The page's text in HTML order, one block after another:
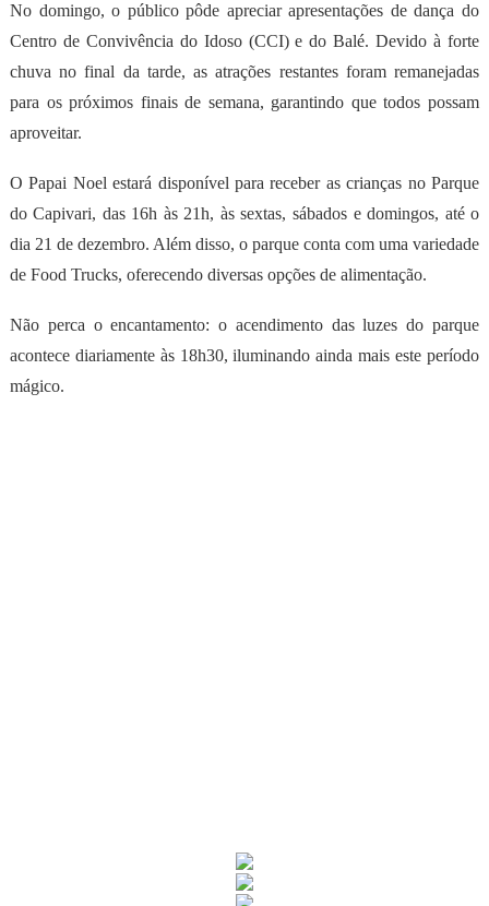
No domingo, o público pôde apreciar apresentações de dança do
Centro de Convivência do Idoso (CCI) e do Balé. Devido à forte
chuva no final da tarde, as atrações restantes foram remanejadas
para os próximos finais de semana, garantindo que todos possam
aproveitar.
O Papai Noel estará disponível para receber as crianças no Parque
do Capivari, das 16h às 21h, às sextas, sábados e domingos, até o
dia 21 de dezembro. Além disso, o parque conta com uma variedade
de Food Trucks, oferecendo diversas opções de alimentação.
Não perca o encantamento: o acendimento das luzes do parque
acontece diariamente às 18h30, iluminando ainda mais este período
mágico.